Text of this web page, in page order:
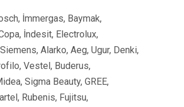
İmmergas, Baymak,
İndesit, Electrolux,
Alarko, Aeg, Ugur, Denki,
Vestel, Buderus,
Sigma Beauty, GREE,
Rubenis, Fujitsu,